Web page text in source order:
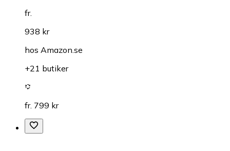
fr.
938 kr
hos Amazon.se
+21 butiker
fr. 799 kr